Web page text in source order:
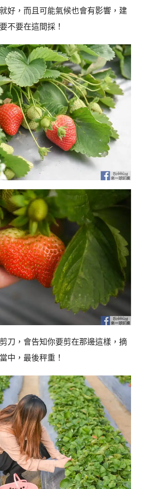
好，而且可能氣候也會有影響，建
不要在這間採！
刀，會告知你要剪在那邊這樣，摘
中，最後秤重！